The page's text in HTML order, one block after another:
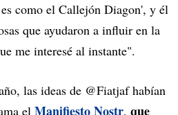
como el Callejón Diagon', y él
que ayudaron a influir en la
me interesé al instante".
las ideas de @Fiatjaf habían
el Manifiesto Nostr, que